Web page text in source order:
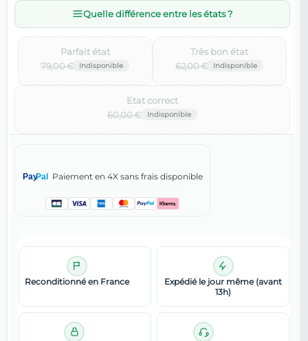
Quelle différence entre les états ?
79,00 €
Parfait état‌
62,00 €
Très bon état‌
60,00 €
Etat correct‌
PayPal Paiement en 4X sans frais disponible
Reconditionné en France
Expédié le jour même (avant
13h)